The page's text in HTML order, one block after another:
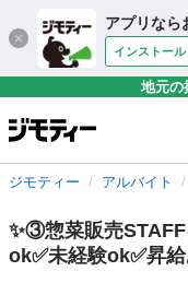
アプリなら
インストール
地元の
ジモティー アルバイト
✨③惣菜販売STAFF
ok✅未経験ok✅昇